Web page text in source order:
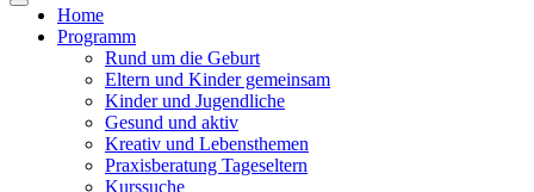
Toggle
navigation
Home
Programm
Rund um die Geburt
Eltern und Kinder gemeinsam
Kinder und Jugendliche
Gesund und aktiv
Kreativ und Lebensthemen
Praxisberatung Tageseltern
Kurssuche